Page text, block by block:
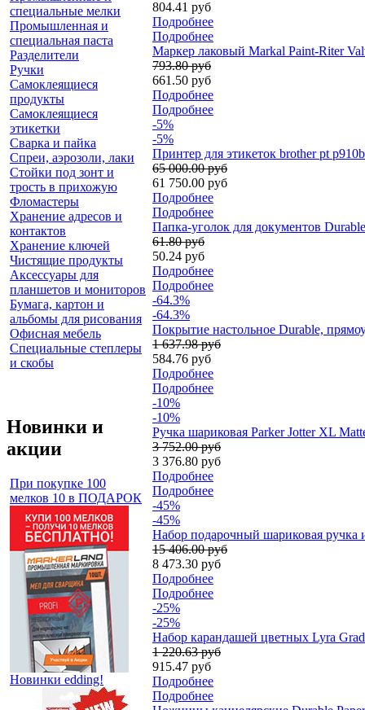
специальные мелки
Промышленная и
специальная паста
Разделители
Ручки
Самоклеящиеся
продукты
Самоклеящиеся
этикетки
Сварка и пайка
Спреи, аэрозоли, лаки
Стойки под зонт и
трость в прихожую
Фломастеры
Хранение адресов и
контактов
Хранение ключей
Чистящие продукты
Аксессуары для
планшетов и мониторов
Бумага, картон и
альбомы для рисования
Офисная мебель
Специальные степлеры
и скобы
Новинки и
акции
При покупке 100
мелков 10 в ПОДАРОК
Новинки edding!
804.41 руб
Подробнее
Подробнее
Маркер лаковый Markal Paint-Riter
793.80 руб
661.50 руб
Подробнее
Подробнее
-5%
-5%
Принтер для этикеток brother pt
65 000.00 руб
61 750.00 руб
Подробнее
Подробнее
Папка-уголок для документов
61.80 руб
50.24 руб
Подробнее
Подробнее
-64.3%
-64.3%
Покрытие настольное Durable,
1 637.98 руб
584.76 руб
Подробнее
Подробнее
-10%
-10%
Ручка шариковая Parker Jotter XL
3 752.00 руб
3 376.80 руб
Подробнее
Подробнее
-45%
-45%
Набор подарочный шариковая ручка
15 406.00 руб
8 473.30 руб
Подробнее
Подробнее
-25%
-25%
Набор карандашей цветных Lyra
1 220.63 руб
915.47 руб
Подробнее
Подробнее